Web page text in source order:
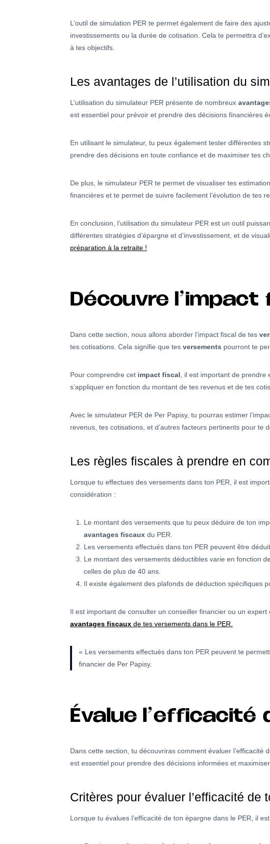
L’outil de simulation PER te permet également de faire des
investissements ou la durée de cotisation. Cela te permettra
à tes objectifs.
Les avantages de l’utilisation du
L’utilisation du simulateur PER présente de nombreux
est essentiel pour prévoir et prendre des décisions financières
En utilisant le simulateur, tu peux également tester différentes
prendre des décisions en toute confiance et de maximiser tes
De plus, le simulateur PER te permet de visualiser tes
financières et te permet de suivre facilement l’évolution de tes
En conclusion, l’utilisation du simulateur PER est un outil
différentes stratégies d’épargne et d’investissement, et de
préparation à la retraite !
Découvre
Dans cette section, nous allons aborder l’impact fiscal de tes
tes cotisations. Cela signifie que tes versements pourront te
Pour comprendre cet impact fiscal , il est important de
s’appliquer en fonction du montant de tes revenus et de tes
Avec le simulateur PER de Per Papisy, tu pourras estimer
revenus, tes cotisations, et d’autres facteurs pertinents pour te
Les règles fiscales à prendre en
Lorsque tu effectues des versements dans ton PER, il est
considération :
Le montant des versements que tu peux déduire de ton
avantages fiscaux du PER.
Les versements effectués dans ton PER peuvent être
Le montant des versements déductibles varie en fonction
celles de plus de 40 ans.
Il existe également des plafonds de déduction spécifiques
Il est important de consulter un conseiller financier ou un
avantages fiscaux de tes versements dans le PER.
« Les versements effectués dans ton PER peuvent te
financier de Per Papisy.
Évalue l’efficacité
Dans cette section, tu découvriras comment évaluer l’efficacité
est essentiel pour prendre des décisions informées et
Critères pour évaluer l’efficacité de
Lorsque tu évalues l’efficacité de ton épargne dans le PER, il